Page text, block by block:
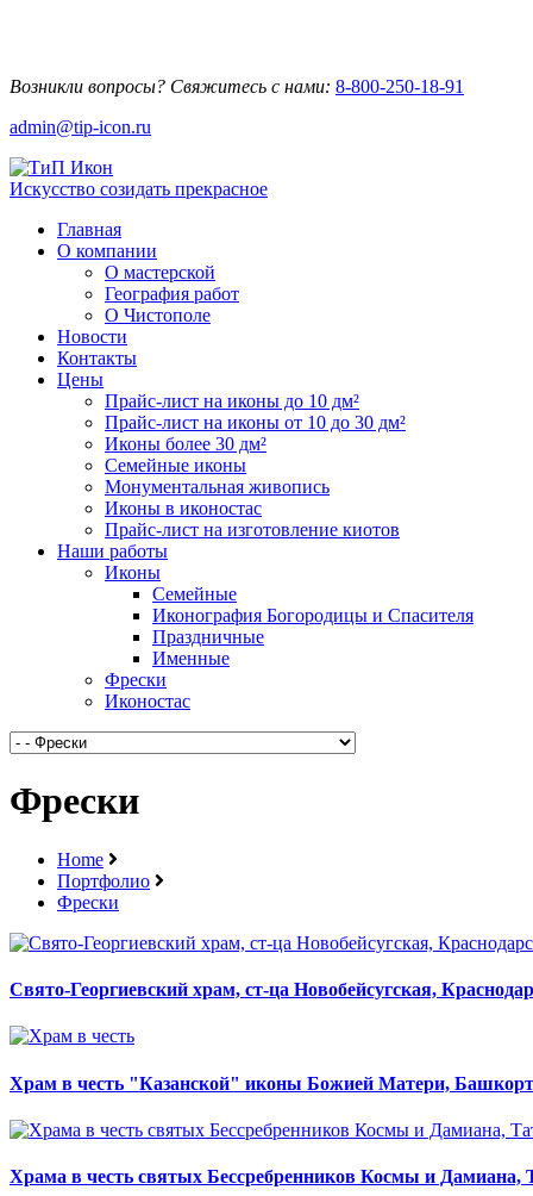
Возникли вопросы? Свяжитесь с нами: 8-800-250-18-91
admin@tip-icon.ru
Искусство созидать прекрасное
Главная
О компании
О мастерской
География работ
О Чистополе
Новости
Контакты
Цены
Прайс-лист на иконы до 10 дм²
Прайс-лист на иконы от 10 до 30 дм²
Иконы более 30 дм²
Семейные иконы
Монументальная живопись
Иконы в иконостас
Прайс-лист на изготовление киотов
Наши работы
Иконы
Семейные
Иконография Богородицы и Спасителя
Праздничные
Именные
Фрески
Иконостас
Фрески
Home
Портфолио
Фрески
Свято-Георгиевский храм, ст-ца Новобейсугская,
Храм в честь "Казанской" иконы Божией Матери,
Храма в честь святых Бессребренников Космы и Дамиана,